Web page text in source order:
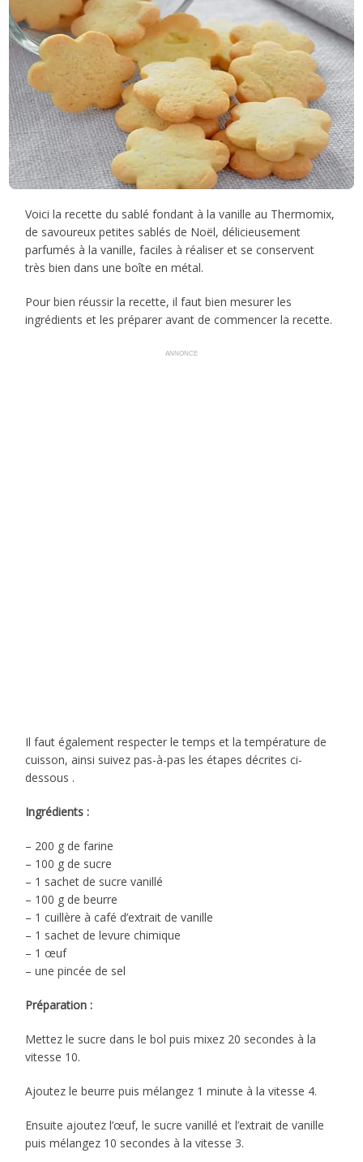
Voici la recette du sablé fondant à la vanille au Thermomix,
de savoureux petites sablés de Noël, délicieusement
parfumés à la vanille, faciles à réaliser et se conservent
très bien dans une boîte en métal.
Pour bien réussir la recette, il faut bien mesurer les
ingrédients et les préparer avant de commencer la recette.
ANNONCE
Il faut également respecter le temps et la température de
cuisson, ainsi suivez pas-à-pas les étapes décrites ci-
dessous .
Ingrédients :
– 200 g de farine
– 100 g de sucre
– 1 sachet de sucre vanillé
– 100 g de beurre
– 1 cuillère à café d’extrait de vanille
– 1 sachet de levure chimique
– 1 œuf
– une pincée de sel
Préparation :
Mettez le sucre dans le bol puis mixez 20 secondes à la
vitesse 10.
Ajoutez le beurre puis mélangez 1 minute à la vitesse 4.
Ensuite ajoutez l’œuf, le sucre vanillé et l’extrait de vanille
puis mélangez 10 secondes à la vitesse 3.